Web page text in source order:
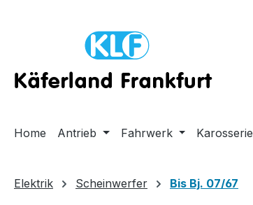
Home Antrieb Fahrwerk Karosserie
Elektrik Scheinwerfer Bis Bj. 07/67